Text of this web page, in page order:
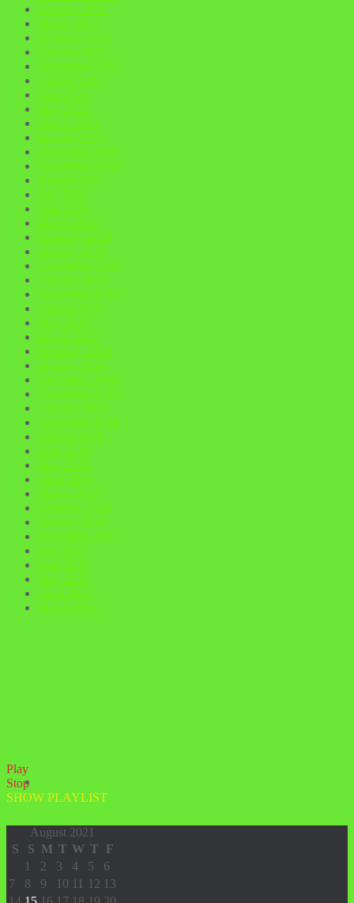
October 2022
March 2022
February 2022
October 2021
September 2021
August 2021
June 2021
May 2021
March 2021
January 2021
December 2020
September 2020
August 2020
July 2020
June 2020
March 2020
February 2020
January 2020
November 2019
October 2019
September 2019
August 2019
May 2019
March 2019
February 2019
January 2019
December 2018
November 2018
October 2018
September 2018
August 2018
June 2018
May 2018
April 2018
March 2018
February 2018
January 2018
December 2017
July 2017
June 2017
May 2017
April 2017
March 2017
Play
Stop
SHOW PLAYLIST
August 2021
S
S M T W T
F
1
2 3 4 5
6
7
8 9 10 11 12 13